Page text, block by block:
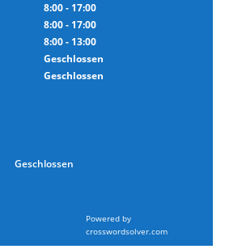
8:00 - 17:00
8:00 - 17:00
8:00 - 13:00
Geschlossen
Geschlossen
Geschlossen
Powered by
crosswordsolver.com